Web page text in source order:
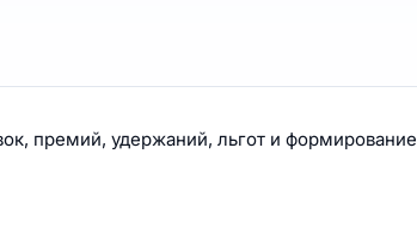
премий, удержаний, льгот и формирование